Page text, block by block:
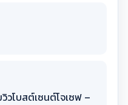
วโบสต์เซนต์โจเซฟ –